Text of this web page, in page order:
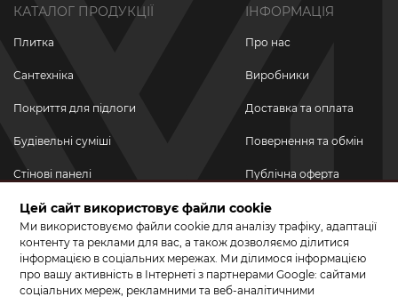
КАТАЛОГ ПРОДУКЦІЇ
Плитка
Сантехніка
Покриття для підлоги
Будівельні суміші
Стінові панелі
Новинки
Акційні товари
Акції/Знижки
ІНФОРМАЦІЯ
Про нас
Виробники
Доставка та оплата
Повернення та обмін
Публічна оферта
Політика
конфіденційності
Цей сайт використовує файли cookie
Ми використовуємо файли cookie для аналізу трафіку, адаптації
контенту та реклами для вас, а також дозволяємо ділитися
інформацією в соціальних мережах. Ми ділимося інформацією
про вашу активність в Інтернеті з партнерами Google: сайтами
соціальних мереж, рекламними та веб-аналітичними